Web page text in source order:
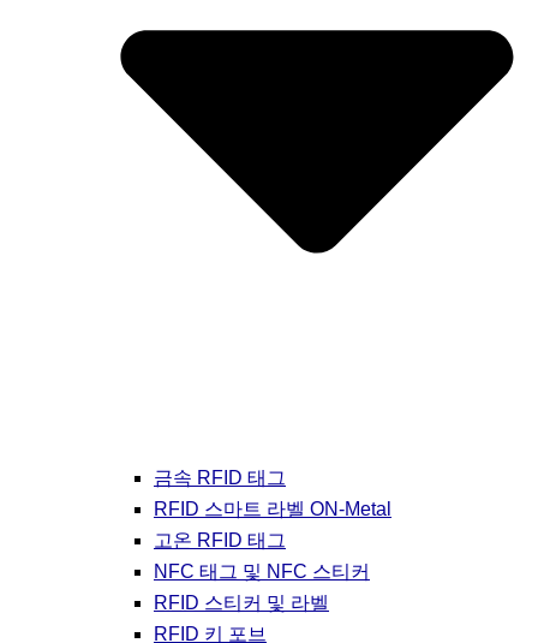
금속 RFID 태그
RFID 스마트 라벨 ON-Metal
고온 RFID 태그
NFC 태그 및 NFC 스티커
RFID 스티커 및 라벨
RFID 키 포브